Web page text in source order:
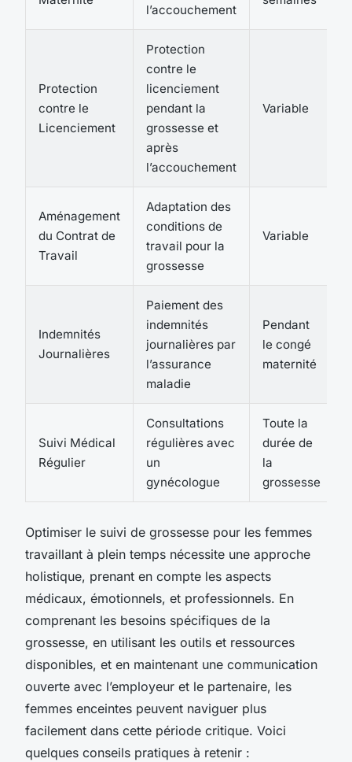
l’accouchement
Protection
contre le
Licenciement
Protection
contre le
licenciement
pendant la
grossesse et
après
l’accouchement
Variable
Aménagement
du Contrat de
Travail
Adaptation des
conditions de
travail pour la
grossesse
Variable
Indemnités
Journalières
Paiement des
indemnités
journalières par
l’assurance
maladie
Pendant
le congé
maternité
Suivi Médical
Régulier
Consultations
régulières avec
un
gynécologue
Toute la
durée de
la
grossesse
Optimiser le suivi de grossesse pour les femmes
travaillant à plein temps nécessite une approche
holistique, prenant en compte les aspects
médicaux, émotionnels, et professionnels. En
comprenant les besoins spécifiques de la
grossesse, en utilisant les outils et ressources
disponibles, et en maintenant une communication
ouverte avec l’employeur et le partenaire, les
femmes enceintes peuvent naviguer plus
facilement dans cette période critique. Voici
quelques conseils pratiques à retenir :